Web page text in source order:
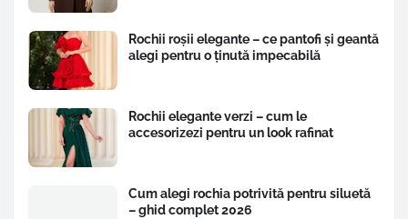
Rochii roșii elegante – ce pantofi și geantă
alegi pentru o ținută impecabilă
Rochii elegante verzi – cum le
accesorizezi pentru un look rafinat
Cum alegi rochia potrivită pentru siluetă
– ghid complet 2026